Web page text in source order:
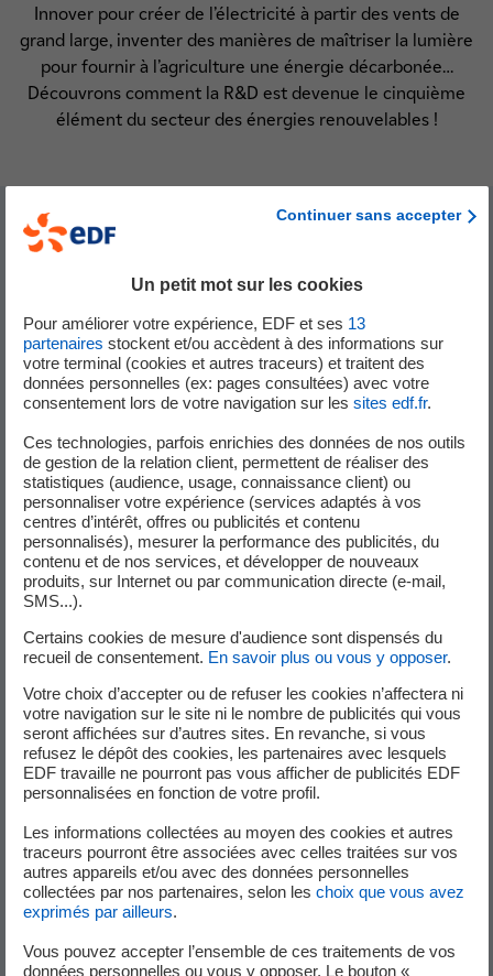
Innover pour créer de l’électricité à partir des vents de
grand large, inventer des manières de maîtriser la lumière
pour fournir à l’agriculture une énergie décarbonée…
Découvrons comment la R&D est devenue le cinquième
élément du secteur des énergies renouvelables !
Eolien Offshore
La R&D d‘EDF surfe en permanence sur une vague d’idées, pour
optimiser les performances de l’éolien en mer. Par ici pour toutes
les découvrir !
En savoir plus
Photovoltaïque
Vitisolar, Agri PV et les nouvelles formes de panneaux solaires.
le monde agricole.
Continuer sans accepter
Un petit mot sur les cookies
Pour améliorer votre expérience, EDF et ses 13
partenaires stockent et/ou accèdent à des informations sur
votre terminal (cookies et autres traceurs) et traitent des
données personnelles (ex: pages consultées) avec votre
consentement lors de votre navigation sur les sites edf.fr.
Ces technologies, parfois enrichies des données de nos outils
de gestion de la relation client, permettent de réaliser des
statistiques (audience, usage, connaissance client) ou
personnaliser votre expérience (services adaptés à vos
centres d’intérêt, offres ou publicités et contenu
personnalisés), mesurer la performance des publicités, du
contenu et de nos services, et développer de nouveaux
produits, sur Internet ou par communication directe (e-mail,
SMS...).
Certains cookies de mesure d'audience sont dispensés du
recueil de consentement. En savoir plus ou vous y opposer.
Votre choix d’accepter ou de refuser les cookies n’affectera ni
votre navigation sur le site ni le nombre de publicités qui vous
seront affichées sur d’autres sites. En revanche, si vous
refusez le dépôt des cookies, les partenaires avec lesquels
EDF travaille ne pourront pas vous afficher de publicités EDF
personnalisées en fonction de votre profil.
Les informations collectées au moyen des cookies et autres
traceurs pourront être associées avec celles traitées sur vos
autres appareils et/ou avec des données personnelles
collectées par nos partenaires, selon les choix que vous avez
exprimés par ailleurs.
Vous pouvez accepter l’ensemble de ces traitements de vos
données personnelles ou vous y opposer. Le bouton «